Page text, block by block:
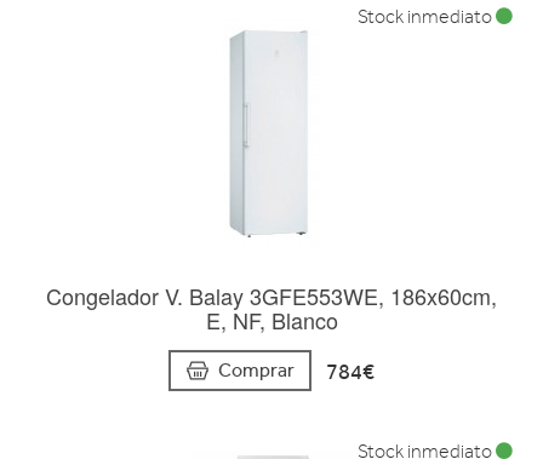
Congelador V. Balay 3GFE553WE, 186x60cm,
E, NF, Blanco
Comprar 784€
Stock inmediato
Stock inmediato